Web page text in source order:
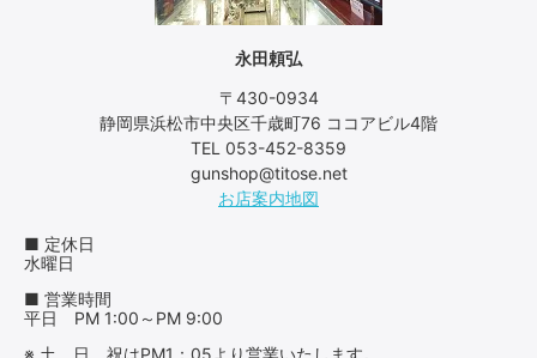
永田頼弘
〒430-0934
静岡県浜松市中央区千歳町76 ココアビル4階
TEL 053-452-8359
gunshop@titose.net
お店案内地図
■ 定休日
水曜日
■ 営業時間
平日 PM 1:00～PM 9:00
※ 土、日、祝はPM1：05より営業いたします。